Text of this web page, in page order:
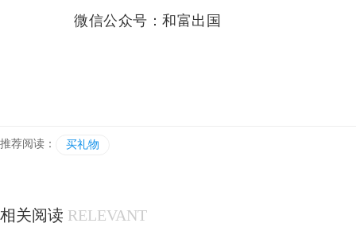
微信公众号：和富出国
推荐阅读： 买礼物
相关阅读 RELEVANT